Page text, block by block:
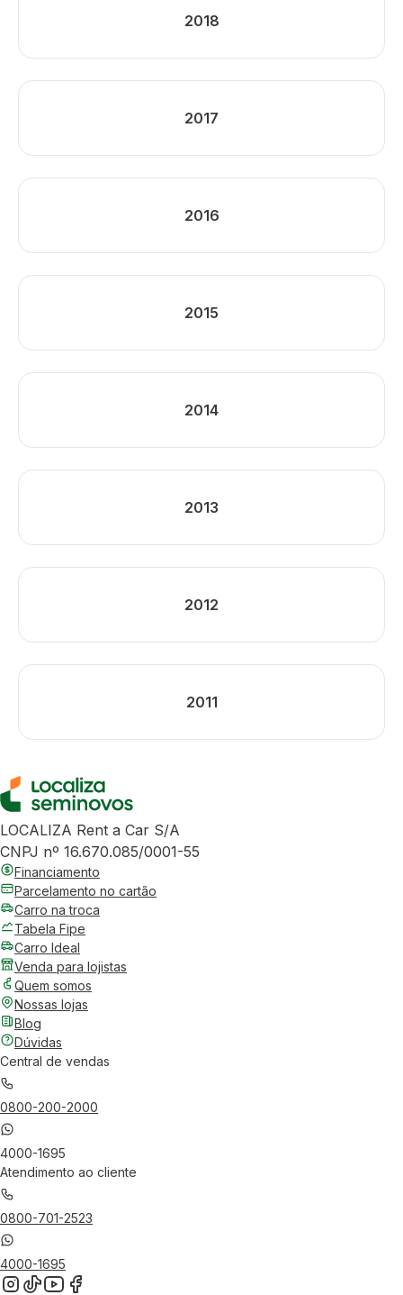
2018
2017
2016
2015
2014
2013
2012
2011
LOCALIZA Rent a Car S/A
CNPJ nº 16.670.085/0001-55
Financiamento
Parcelamento no cartão
Carro na troca
Tabela Fipe
Carro Ideal
Venda para lojistas
Quem somos
Nossas lojas
Blog
Dúvidas
Central de vendas
0800-200-2000
4000-1695
Atendimento ao cliente
0800-701-2523
4000-1695